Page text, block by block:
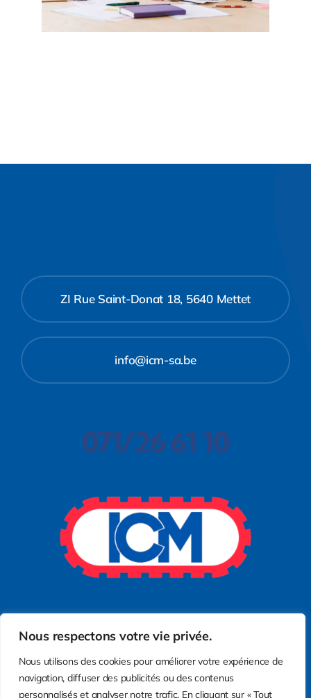
Nous respectons votre vie privée.
Nous utilisons des cookies pour améliorer votre expérience de
navigation, diffuser des publicités ou des contenus
personnalisés et analyser notre trafic. En cliquant sur « Tout
ZI Rue Saint-Donat 18, 5640 Mettet
info@icm-sa.be
071/26 61 10